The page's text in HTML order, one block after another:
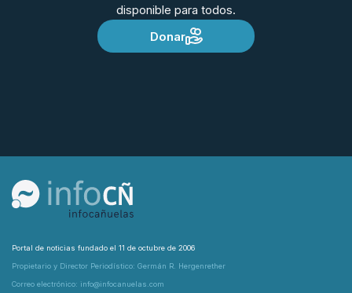
disponible para todos.
Donar
Portal de noticias fundado el 11 de octubre de 2006
Propietario y Director Periodístico: Germán R. Hergenrether
Correo electrónico: info@infocanuelas.com